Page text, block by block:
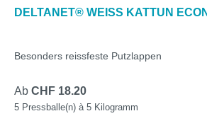
DELTANET® WEISS KATTUN
Besonders reissfeste Putzlappen
Ab CHF 18.20
5 Pressballe(n) à 5 Kilogramm